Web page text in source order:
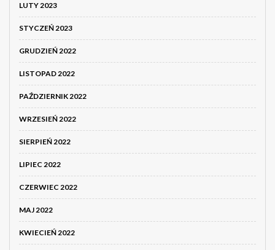
LUTY 2023
STYCZEŃ 2023
GRUDZIEŃ 2022
LISTOPAD 2022
PAŹDZIERNIK 2022
WRZESIEŃ 2022
SIERPIEŃ 2022
LIPIEC 2022
CZERWIEC 2022
MAJ 2022
KWIECIEŃ 2022